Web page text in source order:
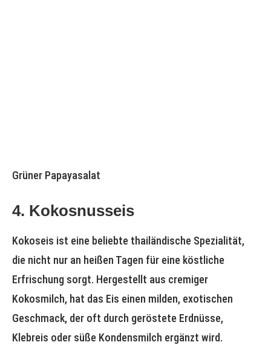
Grüner Papayasalat
4. Kokosnusseis
Kokoseis ist eine beliebte thailändische Spezialität,
die nicht nur an heißen Tagen für eine köstliche
Erfrischung sorgt. Hergestellt aus cremiger
Kokosmilch, hat das Eis einen milden, exotischen
Geschmack, der oft durch geröstete Erdnüsse,
Klebreis oder süße Kondensmilch ergänzt wird.